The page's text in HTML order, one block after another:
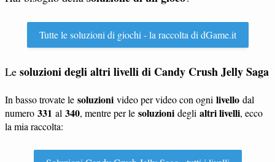
Tutte le soluzioni di giochi - la raccolta di dGame.it
Le soluzioni degli altri livelli di Candy Crush Jelly Saga
In basso trovate le soluzioni video per video con ogni livello dal
numero 331 al 340, mentre per le soluzioni degli altri livelli, ecco
la mia raccolta: